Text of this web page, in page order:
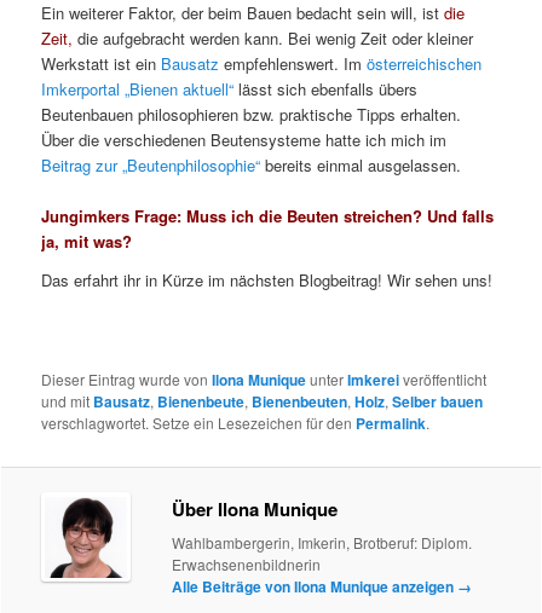
Ein weiterer Faktor, der beim Bauen bedacht sein will, istdie
Zeit, die aufgebracht werden kann. Bei wenig Zeit oder kleiner
Werkstatt ist ein Bausatz empfehlenswert. Imösterreichischen
Imkerportal „Bienen aktuell“ lässt sich ebenfalls übers
Beutenbauen philosophieren bzw. praktische Tipps erhalten.
Über die verschiedenen Beutensysteme hatte ich mich im
Beitrag zur „Beutenphilosophie“ bereits einmal ausgelassen.
Jungimkers Frage: Muss ich die Beuten streichen? Und falls
ja, mit was?
Das erfahrt ihr in Kürze im nächsten Blogbeitrag! Wir sehen uns!
Dieser Eintrag wurde vonIlona MuniqueunterImkereiveröffentlicht
und mit Bausatz, Bienenbeute, Bienenbeuten,Holz,Selber bauen
verschlagwortet. Setze ein Lesezeichen für den Permalink.
Über Ilona Munique
Wahlbambergerin, Imkerin, Brotberuf: Diplom.
Erwachsenenbildnerin
Alle Beiträge von Ilona Munique anzeigen →